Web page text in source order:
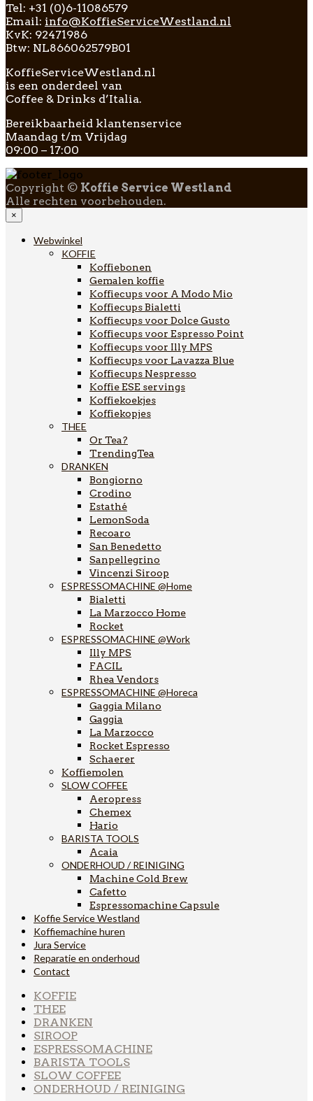
Tel: +31 (0)6-11086579
Email: info@KoffieServiceWestland.nl
KvK: 92471986
Btw: NL866062579B01
KoffieServiceWestland.nl
is een onderdeel van
Coffee & Drinks d’Italia.
Bereikbaarheid klantenservice
Maandag t/m Vrijdag
09:00 – 17:00
Copyright © Koffie Service Westland
Alle rechten voorbehouden.
×
Webwinkel
KOFFIE
Koffiebonen
Gemalen koffie
Koffiecups voor A Modo Mio
Koffiecups Bialetti
Koffiecups voor Dolce Gusto
Koffiecups voor Espresso Point
Koffiecups voor Illy MPS
Koffiecups voor Lavazza Blue
Koffiecups Nespresso
Koffie ESE servings
Koffiekoekjes
Koffiekopjes
THEE
Or Tea?
TrendingTea
DRANKEN
Bongiorno
Crodino
Estathé
LemonSoda
Recoaro
San Benedetto
Sanpellegrino
Vincenzi Siroop
ESPRESSOMACHINE @Home
Bialetti
La Marzocco Home
Rocket
ESPRESSOMACHINE @Work
Illy MPS
FACIL
Rhea Vendors
ESPRESSOMACHINE @Horeca
Gaggia Milano
Gaggia
La Marzocco
Rocket Espresso
Schaerer
Koffiemolen
SLOW COFFEE
Aeropress
Chemex
Hario
BARISTA TOOLS
Acaia
ONDERHOUD / REINIGING
Machine Cold Brew
Cafetto
Espressomachine Capsule
Koffie Service Westland
Koffiemachine huren
Jura Service
Reparatie en onderhoud
Contact
KOFFIE
THEE
DRANKEN
SIROOP
ESPRESSOMACHINE
BARISTA TOOLS
SLOW COFFEE
ONDERHOUD / REINIGING